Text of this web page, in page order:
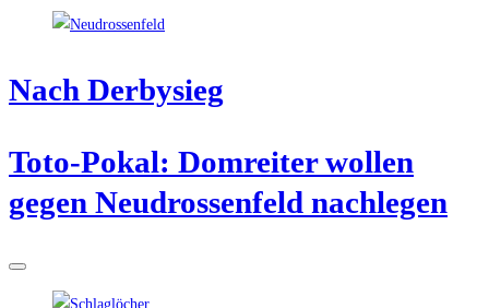
Nach Der­by­sieg
Toto-Pokal: Dom­rei­ter wol­len
gegen Neu­dros­sen­feld nachlegen